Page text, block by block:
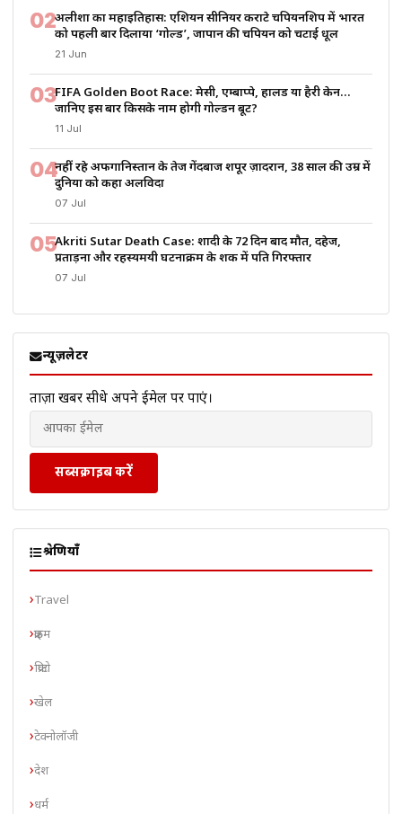
02अलीशा का महाइतिहास: एशियन सीनियर कराटे चैंपियनशिप में भारत
को पहली बार दिलाया ‘गोल्ड’, जापान की चैंपियन को चटाई धूल
21 Jun
03FIFA Golden Boot Race: मेसी, एम्बाप्पे, हालैंड या हैरी केन…
जानिए इस बार किसके नाम होगी गोल्डन बूट?
11 Jul
04नहीं रहे अफगानिस्तान के तेज गेंदबाज शपूर ज़ादरान, 38 साल की उम्र में
दुनिया को कहा अलविदा
07 Jul
05Akriti Sutar Death Case: शादी के 72 दिन बाद मौत, दहेज,
प्रताड़ना और रहस्यमयी घटनाक्रम के शक में पति गिरफ्तार
07 Jul
न्यूज़लेटर
ताज़ा खबरें सीधे अपने ईमेल पर पाएं।
सब्सक्राइब करें
श्रेणियाँ
Travel
क्राइम
क्रिप्टो
खेल
टेक्नोलॉजी
देश
धर्म